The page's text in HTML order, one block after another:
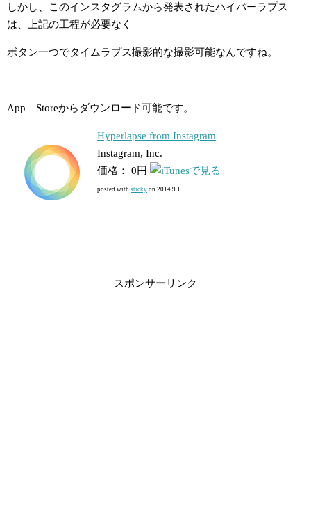
しかし、このインスタグラムから発表されたハイパーラプス
は、上記の工程が必要なく
ボタン一つでタイムラプス撮影的な撮影可能なんですね。
App Storeからダウンロード可能です。
Hyperlapse from Instagram
Instagram, Inc.
価格： 0円
posted with sticky on 2014.9.1
スポンサーリンク